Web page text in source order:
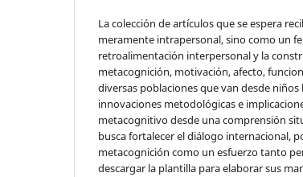
La colección de artículos que se espera
meramente intrapersonal, sino como un
retroalimentación interpersonal y la
metacognición, motivación, afecto,
diversas poblaciones que van desde
innovaciones metodológicas e
metacognitivo desde una comprensión
busca fortalecer el diálogo internacional,
metacognición como un esfuerzo tanto
descargar la plantilla para elaborar sus